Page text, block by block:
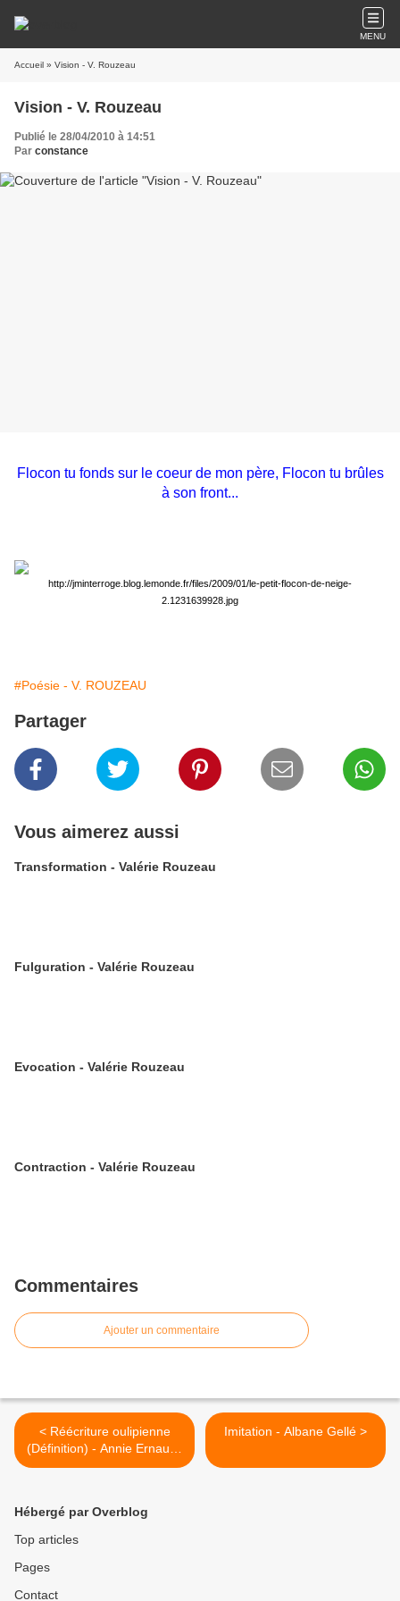
MENU
Accueil » Vision - V. Rouzeau
Vision - V. Rouzeau
Publié le 28/04/2010 à 14:51
Par constance
Flocon tu fonds sur le coeur de mon père, Flocon tu brûles
à son front...
http://jminterroge.blog.lemonde.fr/files/2009/01/le-petit-flocon-de-neige-
2.1231639928.jpg
#Poésie - V. ROUZEAU
Partager
Vous aimerez aussi
Transformation - Valérie Rouzeau
Fulguration - Valérie Rouzeau
Evocation - Valérie Rouzeau
Contraction - Valérie Rouzeau
Commentaires
Ajouter un commentaire
< Réécriture oulipienne
(Définition) - Annie Ernaux :
La Place
Imitation - Albane Gellé >
Hébergé par Overblog
Top articles
Pages
Contact